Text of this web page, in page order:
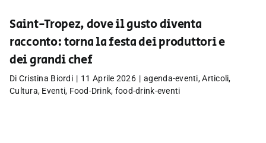
Saint-Tropez, dove il gusto diventa
racconto: torna la festa dei produttori e
dei grandi chef
Di Cristina Biordi | 11 Aprile 2026 | agenda-eventi,Articoli,
Cultura, Eventi, Food-Drink, food-drink-eventi